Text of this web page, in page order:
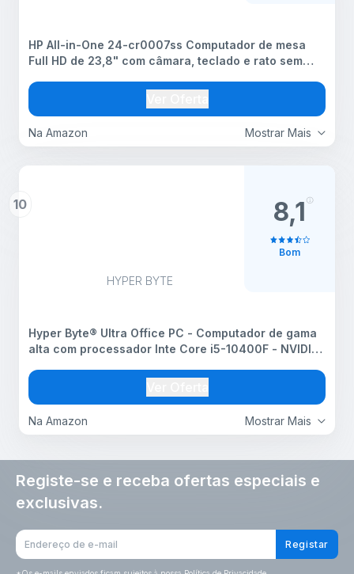
Mostrar Mais
Na Amazon
HP All-in-One 24-cr0007ss Computador de mesa
Full HD de 23,8" com câmara, teclado e rato sem
AMD Radeon Graphics, Windows 11 Home) branco
10
HYPER BYTE
Mostrar Mais
Na Amazon
Hyper Byte® Ultra Office PC - Computador de gama
alta com processador Inte Core i5-10400F - NVIDIA
Windows 11 Pro WLAN - potente torre para o
escritório
8,1
Bom
Registe-se e receba ofertas especiais e
exclusivas.
Registar